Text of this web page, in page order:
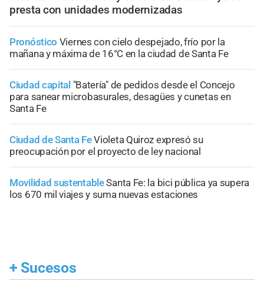
presta con unidades modernizadas
Pronóstico Viernes con cielo despejado, frío por la
mañana y máxima de 16°C en la ciudad de Santa Fe
Ciudad capital "Batería" de pedidos desde el Concejo
para sanear microbasurales, desagües y cunetas en
Santa Fe
Ciudad de Santa FeVioleta Quiroz expresó su
preocupación por el proyecto de ley nacional
Movilidad sustentableSanta Fe: la bici pública ya supera
los 670 mil viajes y suma nuevas estaciones
+ Sucesos